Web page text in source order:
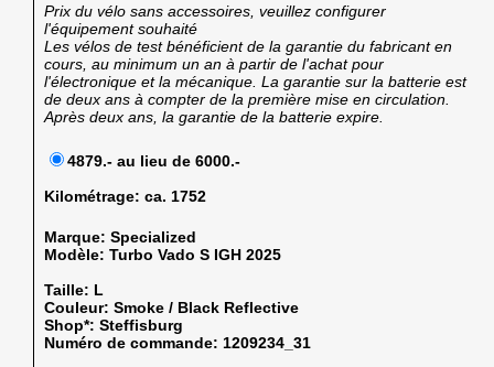
Prix du vélo sans accessoires, veuillez configurer
l'équipement souhaité
Les vélos de test bénéficient de la garantie du fabricant en
cours, au minimum un an à partir de l'achat pour
l'électronique et la mécanique. La garantie sur la batterie est
de deux ans à compter de la première mise en circulation.
Après deux ans, la garantie de la batterie expire.
4879.- au lieu de 6000.-
Kilométrage: ca. 1752
Marque:Specialized
Modèle:Turbo Vado S IGH 2025
Taille: L
Couleur:Smoke / Black Reflective
Shop*:Steffisburg
Numéro de commande: 1209234_31